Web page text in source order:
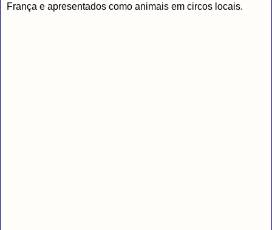
França e apresentados como animais em circos locais.